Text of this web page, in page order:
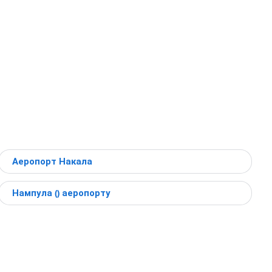
Аеропорт Накала
Нампула () аеропорту